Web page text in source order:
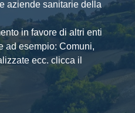
aziende sanitarie della
in favore di altri enti
ad esempio: Comuni,
ecc. clicca il